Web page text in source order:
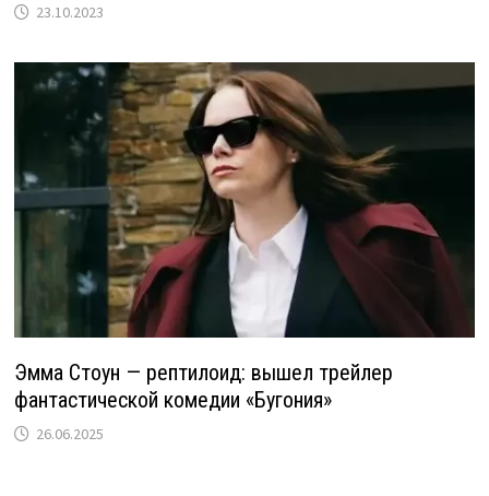
23.10.2023
Эмма Стоун — рептилоид: вышел трейлер
фантастической комедии «Бугония»
26.06.2025